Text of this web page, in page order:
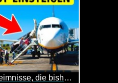
18 Vielflieger-Geheimnisse, die bisher nur wenige kennen